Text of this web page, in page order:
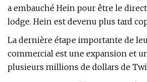
a embauché Hein pour être le
lodge. Hein est devenu plus tard
La dernière étape importante de
commercial est une expansion et
plusieurs millions de dollars de